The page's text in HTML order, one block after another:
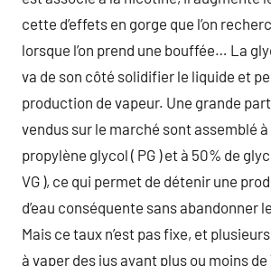
cette d’effets en gorge que l’on
lorsque l’on prend une bouffée… La
va de son côté solidifier le liquide et
production de vapeur. Une grande
vendus sur le marché sont assemblé à
propylène glycol ( PG ) et à 50% de
VG ), ce qui permet de détenir une
d’eau conséquente sans abandonner
Mais ce taux n’est pas fixe, et
à vaper des jus ayant plus ou moins de